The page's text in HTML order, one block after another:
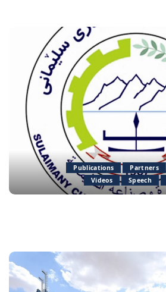
Partners
Publications
Speech
Videos